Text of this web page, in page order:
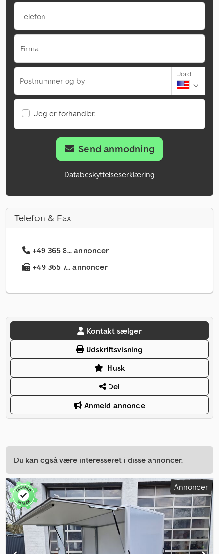
Telefon
Firma
Postnummer og by
Jord
Jeg er forhandler.
Send anmodning
Databeskyttelseserklæring
Telefon & Fax
+49 365 8... annoncer
+49 365 7... annoncer
Kontakt sælger
Udskriftsvisning
Husk
Del
Anmeld annonce
Du kan også være interesseret i disse annoncer.
Annoncer